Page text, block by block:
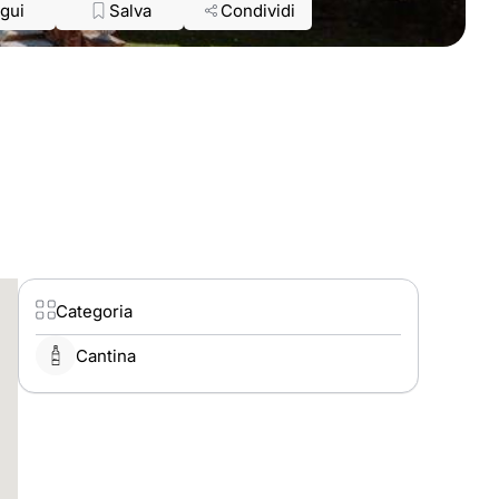
Salva Condividi
Categoria
Cantina